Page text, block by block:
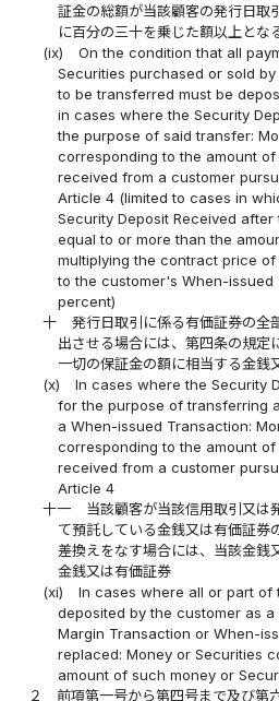
証金の総額が当該顧客の発行日取
に百分の三十を乗じた額以上とな
(ix)
On the condition that all
Securities purchased or sold
to be transferred must be
in cases where the Security
the purpose of said transfer:
corresponding to the amount of
received from a customer
Article 4 (limited to cases in
Security Deposit Received
equal to or more than the
multiplying the contract price
to the customer's When-issued
percent)
十
発行日取引に係る有価証券の全
出させる場合には、第四条の規定
一切の保証金の額に相当する金銭
(x)
In cases where the Security
for the purpose of transferring
a When-issued Transaction:
corresponding to the amount of
received from a customer
Article 4
十一
当該顧客が当該信用取引又は
て預託している金銭又は有価証券
差換えをなす場合には、当該金銭
金銭又は有価証券
(xi)
In cases where all or part of
deposited by the customer as
Margin Transaction or When-
replaced: Money or Securities
amount of such money or
２
前項第一号から第四号まで及び第